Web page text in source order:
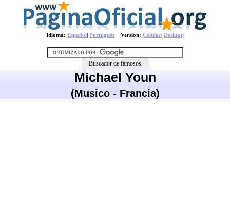
Idioma: Español| Português Version: Celular| Desktop
Michael Youn
(Musico - Francia)